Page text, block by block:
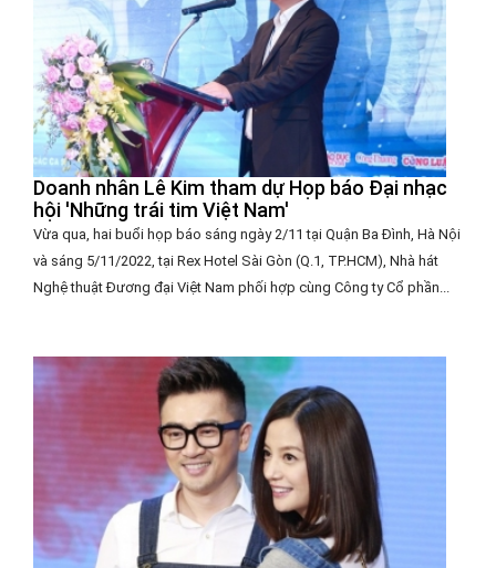
Doanh nhân Lê Kim tham dự Họp báo Đại nhạc
hội 'Những trái tim Việt Nam'
Vừa qua, hai buổi họp báo sáng ngày 2/11 tại Quận Ba Đình, Hà Nội
và sáng 5/11/2022, tại Rex Hotel Sài Gòn (Q.1, TP.HCM), Nhà hát
Nghệ thuật Đương đại Việt Nam phối hợp cùng Công ty Cổ phần...